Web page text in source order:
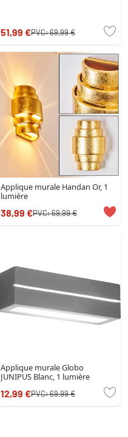
51,99 €PVC:69,99 €
Applique murale Handan Or, 1
lumière
38,99 €PVC:69,99 €
Applique murale Globo
JUNIPUS Blanc, 1 lumière
12,99 €PVC:69,99 €